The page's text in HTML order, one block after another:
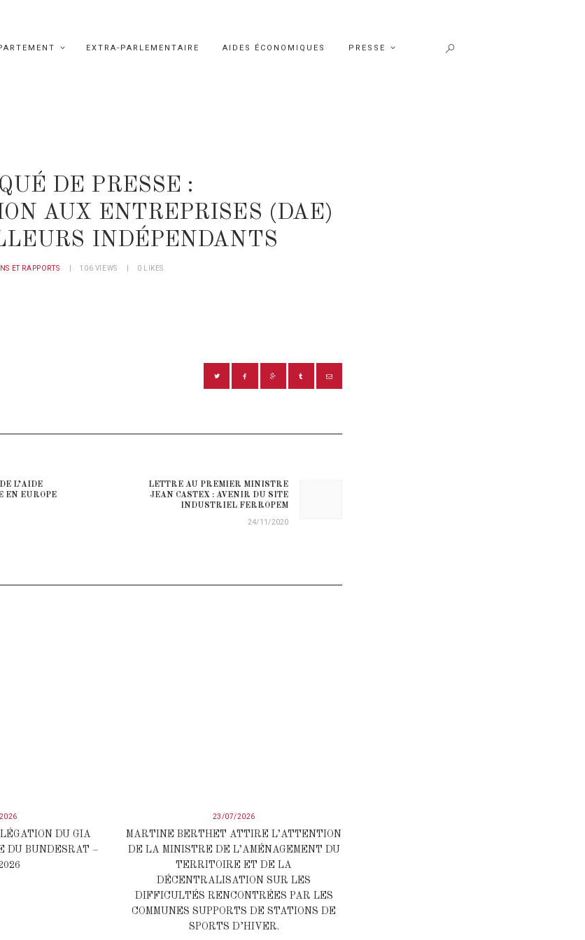
EXTRA-PARLEMENTAIRE AIDES ÉCONOMIQUES PRESSE
DE PRESSE :
AUX ENTREPRISES (DAE)
INDÉPENDANTS
ET RAPPORTS 106 VIEWS 0 LIKES
L’AIDE
EN EUROPE
LETTRE AU PREMIER MINISTRE
JEAN CASTEX : AVENIR DU SITE
INDUSTRIEL FERROPEM
24/11/2020
DU GIA
DU BUNDESRAT –
23/07/2026
MARTINE BERTHET ATTIRE L’ATTENTION
DE LA MINISTRE DE L’AMÉNAGEMENT DU
TERRITOIRE ET DE LA
DÉCENTRALISATION SUR LES
DIFFICULTÉS RENCONTRÉES PAR LES
COMMUNES SUPPORTS DE STATIONS DE
SPORTS D’HIVER.